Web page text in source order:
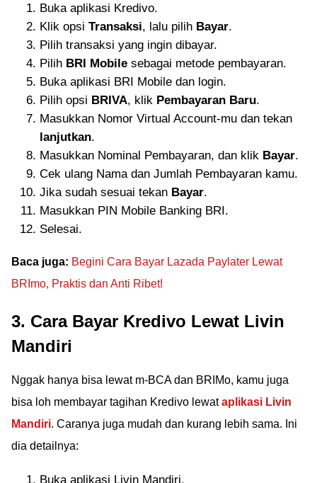
Buka aplikasi Kredivo.
Klik opsi Transaksi, lalu pilih Bayar.
Pilih transaksi yang ingin dibayar.
Pilih BRI Mobile sebagai metode pembayaran.
Buka aplikasi BRI Mobile dan login.
Pilih opsi BRIVA, klik Pembayaran Baru.
Masukkan Nomor Virtual Account-mu dan tekan
lanjutkan.
Masukkan Nominal Pembayaran, dan klik Bayar.
Cek ulang Nama dan Jumlah Pembayaran kamu.
Jika sudah sesuai tekan Bayar.
Masukkan PIN Mobile Banking BRI.
Selesai.
Baca juga: Begini Cara Bayar Lazada Paylater Lewat
BRImo, Praktis dan Anti Ribet!
3. Cara Bayar Kredivo Lewat Livin
Mandiri
Nggak hanya bisa lewat m-BCA dan BRIMo, kamu juga
bisa loh membayar tagihan Kredivo lewataplikasi Livin
Mandiri. Caranya juga mudah dan kurang lebih sama. Ini
dia detailnya:
Buka aplikasi Livin Mandiri.